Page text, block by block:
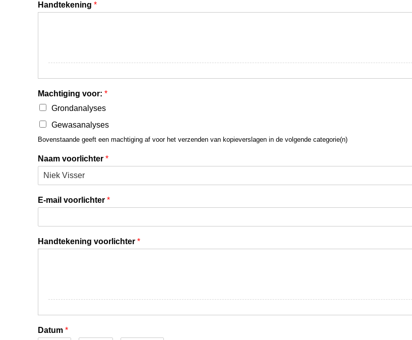
Handtekening*
Machtiging voor:*
Grondanalyses
Gewasanalyses
Bovenstaande geeft een machtiging af voor het verzenden van kopieverslagen in de volgende categorie(n)
Naam voorlichter*
E-mail voorlichter*
Handtekening voorlichter*
Datum*